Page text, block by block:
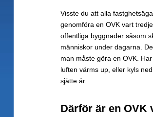
Visste du att alla
genomföra en OVK vart
offentliga byggnader såsom
människor under dagarna.
man måste göra en OVK.
luften värms up, eller kyls
sjätte år.
Därför är en